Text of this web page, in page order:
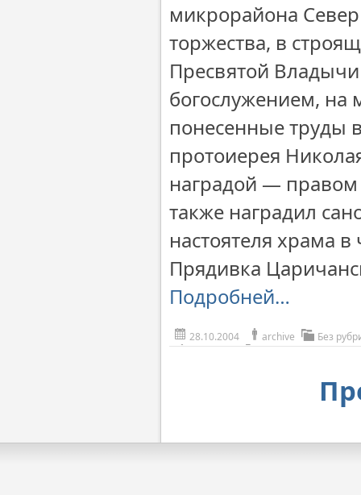
микрорайона
торжества, в
Пресвятой
богослужением, на
понесенные труды
протоиерея
наградой —
также наградил
настоятеля храма в
Прядивка
Подробней…
28.10.2004 archive Без